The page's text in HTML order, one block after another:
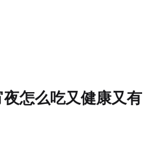
怎么吃又健康又有